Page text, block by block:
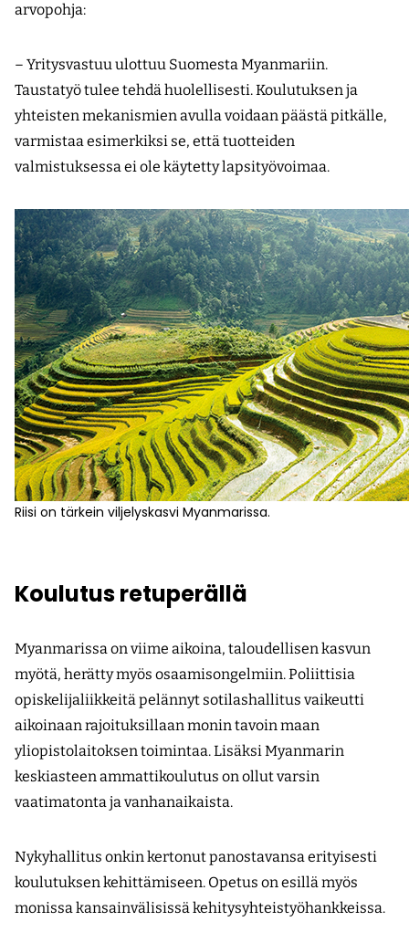
arvopohja:
– Yritysvastuu ulottuu Suomesta Myanmariin.
Taustatyö tulee tehdä huolellisesti. Koulutuksen ja
yhteisten mekanismien avulla voidaan päästä pitkälle,
varmistaa esimerkiksi se, että tuotteiden
valmistuksessa ei ole käytetty lapsityövoimaa.
Riisi on tärkein viljelyskasvi Myanmarissa.
Koulutus retuperällä
Myanmarissa on viime aikoina, taloudellisen kasvun
myötä, herätty myös osaamisongelmiin. Poliittisia
opiskelijaliikkeitä pelännyt sotilashallitus vaikeutti
aikoinaan rajoituksillaan monin tavoin maan
yliopistolaitoksen toimintaa. Lisäksi Myanmarin
keskiasteen ammattikoulutus on ollut varsin
vaatimatonta ja vanhanaikaista.
Nykyhallitus onkin kertonut panostavansa erityisesti
koulutuksen kehittämiseen. Opetus on esillä myös
monissa kansainvälisissä kehitysyhteistyöhankkeissa.